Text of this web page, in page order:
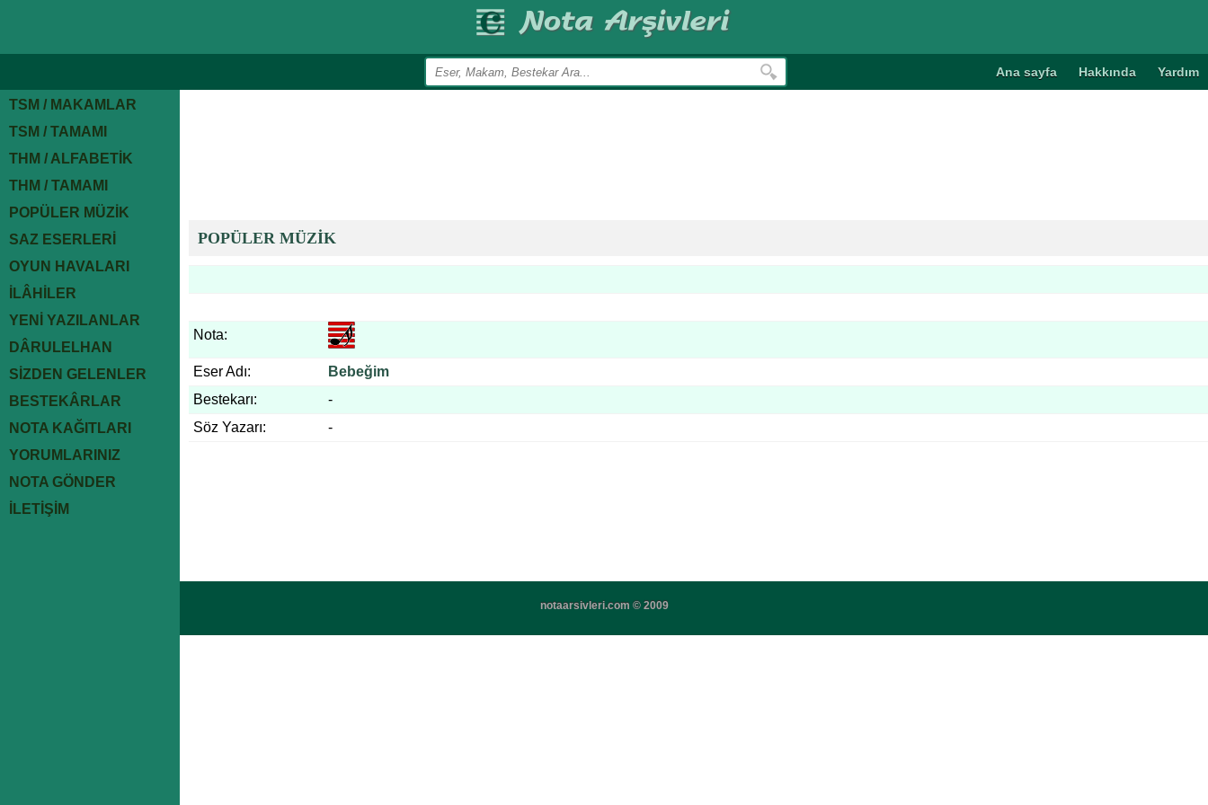
Ana sayfa Hakkında Yardım
TSM / MAKAMLAR
TSM / TAMAMI
THM / ALFABETİK
THM / TAMAMI
POPÜLER MÜZİK
SAZ ESERLERİ
OYUN HAVALARI
İLÂHİLER
YENİ YAZILANLAR
DÂRULELHAN
SİZDEN GELENLER
BESTEKÂRLAR
NOTA KAĞITLARI
YORUMLARINIZ
NOTA GÖNDER
İLETİŞİM
POPÜLER MÜZİK
Nota:
Eser Adı:
Bebeğim
Bestekarı:
-
Söz Yazarı:
-
notaarsivleri.com © 2009